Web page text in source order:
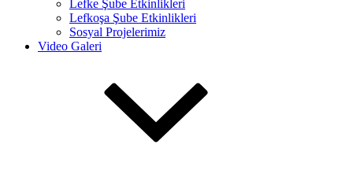
Lefke Şube Etkinlikleri
Lefkoşa Şube Etkinlikleri
Sosyal Projelerimiz
Video Galeri